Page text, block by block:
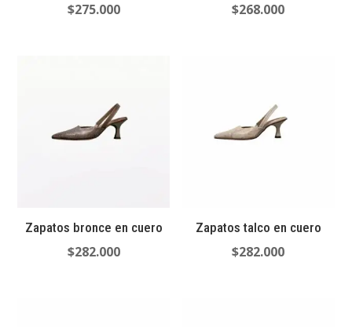
$275.000 $268.000
Zapatos bronce en cuero
$282.000
Zapatos talco en cuero
$282.000